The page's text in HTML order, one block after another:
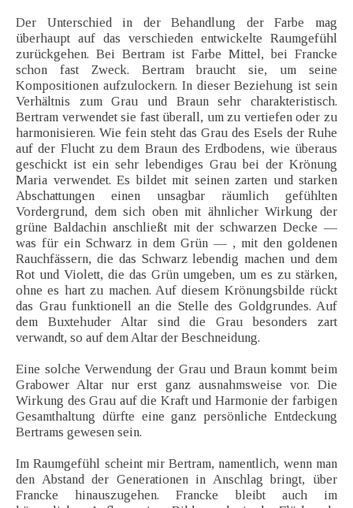
Der Unterschied in der Behandlung der Farbe mag
überhaupt auf das verschieden entwickelte Raumgefühl
zurückgehen. Bei Bertram ist Farbe Mittel, bei Francke
schon fast Zweck. Bertram braucht sie, um seine
Kompositionen aufzulockern. In dieser Beziehung ist sein
Verhältnis zum Grau und Braun sehr charakteristisch.
Bertram verwendet sie fast überall, um zu vertiefen oder zu
harmonisieren. Wie fein steht das Grau des Esels der Ruhe
auf der Flucht zu dem Braun des Erdbodens, wie überaus
geschickt ist ein sehr lebendiges Grau bei der Krönung
Maria verwendet. Es bildet mit seinen zarten und starken
Abschattungen einen unsagbar räumlich gefühlten
Vordergrund, dem sich oben mit ähnlicher Wirkung der
grüne Baldachin anschließt mit der schwarzen Decke —
was für ein Schwarz in dem Grün — , mit den goldenen
Rauchfässern, die das Schwarz lebendig machen und dem
Rot und Violett, die das Grün umgeben, um es zu stärken,
ohne es hart zu machen. Auf diesem Krönungsbilde rückt
das Grau funktionell an die Stelle des Goldgrundes. Auf
dem Buxtehuder Altar sind die Grau besonders zart
verwandt, so auf dem Altar der Beschneidung.
Eine solche Verwendung der Grau und Braun kommt beim
Grabower Altar nur erst ganz ausnahmsweise vor. Die
Wirkung des Grau auf die Kraft und Harmonie der farbigen
Gesamthaltung dürfte eine ganz persönliche Entdeckung
Bertrams gewesen sein.
Im Raumgefühl scheint mir Bertram, namentlich, wenn man
den Abstand der Generationen in Anschlag bringt, über
Francke hinauszugehen. Francke bleibt auch im